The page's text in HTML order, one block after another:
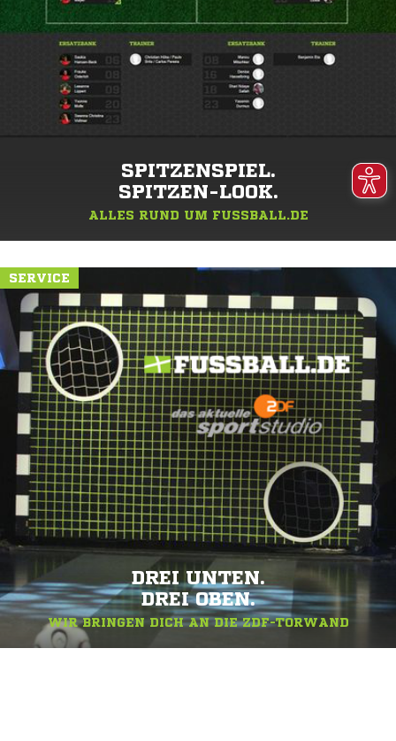
SPITZENSPIEL.
SPITZEN-LOOK.
ALLES RUND UM FUSSBALL.DE
SERVICE
DREI UNTEN.
DREI OBEN.
WIR BRINGEN DICH AN DIE ZDF-TORWAND